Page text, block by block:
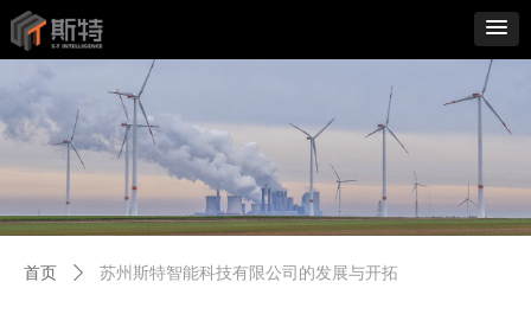
首页 ꄲ 苏州斯特智能科技有限公司的发展与开拓